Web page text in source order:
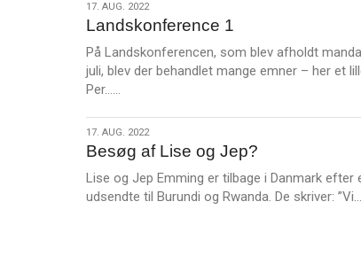
17.
aug.
2022
17. AUG. 2022
Landskonference 1
På Landskonferencen, som blev afholdt
juli, blev der behandlet mange emner – her et
Per……
s
m
r
e
17.
aug.
2022
17. AUG. 2022
Besøg af Lise og Jep?
Lise og Jep Emming er tilbage i Danmark efter
udsendte til Burundi og Rwanda. De skriver: